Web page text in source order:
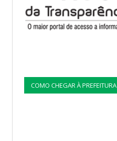
COMO CHEGAR À PREFEITURA